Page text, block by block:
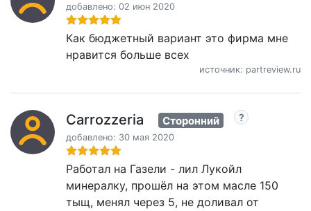
добавлено: 02 июн 2020
Как бюджетный вариант это фирма мне
нравится больше всех
источник: partreview.ru
Carrozzeria Сторонний
добавлено: 30 мая 2020
Работал на Газели - лил Лукойл
минералку, прошёл на этом масле 150
тыщ, менял через 5, не доливал от